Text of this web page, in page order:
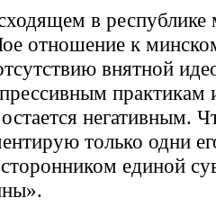
в республике
отношение к
внятной
практикам
негативным.
только одни
единой